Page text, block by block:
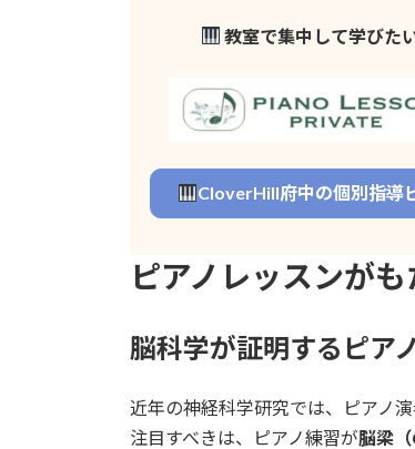
教室で集中して学びた
CloverHill府中の個別指導
ピアノレッスンが
脳科学が証明するピア
近年の神経科学研究では、ピアノ
注目すべきは、ピアノ練習が脳梁（